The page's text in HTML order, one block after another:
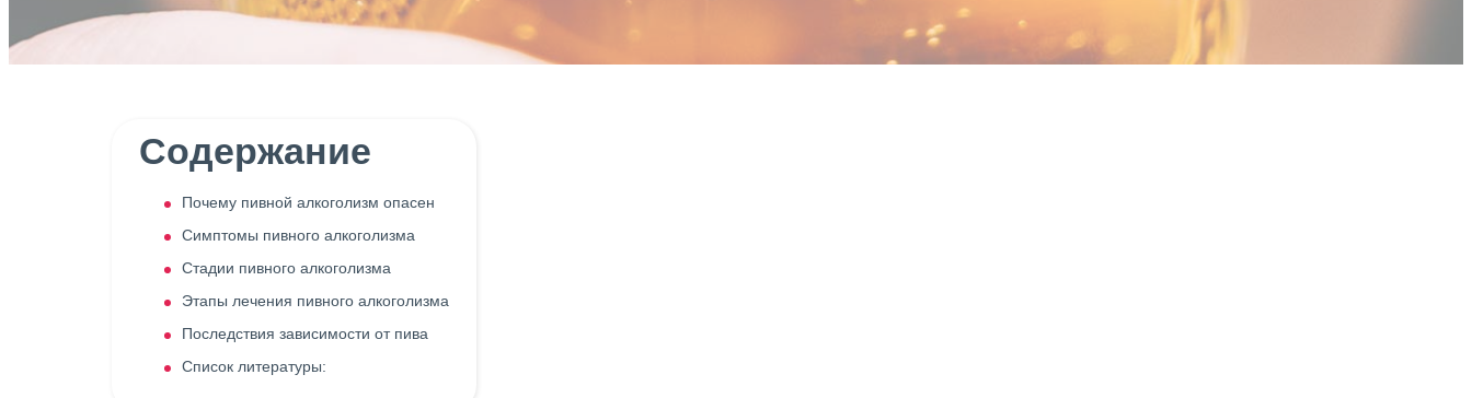
Содержание
Почему пивной алкоголизм опасен
Симптомы пивного алкоголизма
Стадии пивного алкоголизма
Этапы лечения пивного алкоголизма
Последствия зависимости от пива
Список литературы: